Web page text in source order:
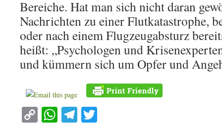
Bereiche. Hat man sich nicht daran
Nachrichten zu einer Flutkatastrophe,
oder nach einem Flugzeugabsturz
heißt: „Psychologen und
und kümmern sich um Opfer und
CopyWhatsApp
Telegram